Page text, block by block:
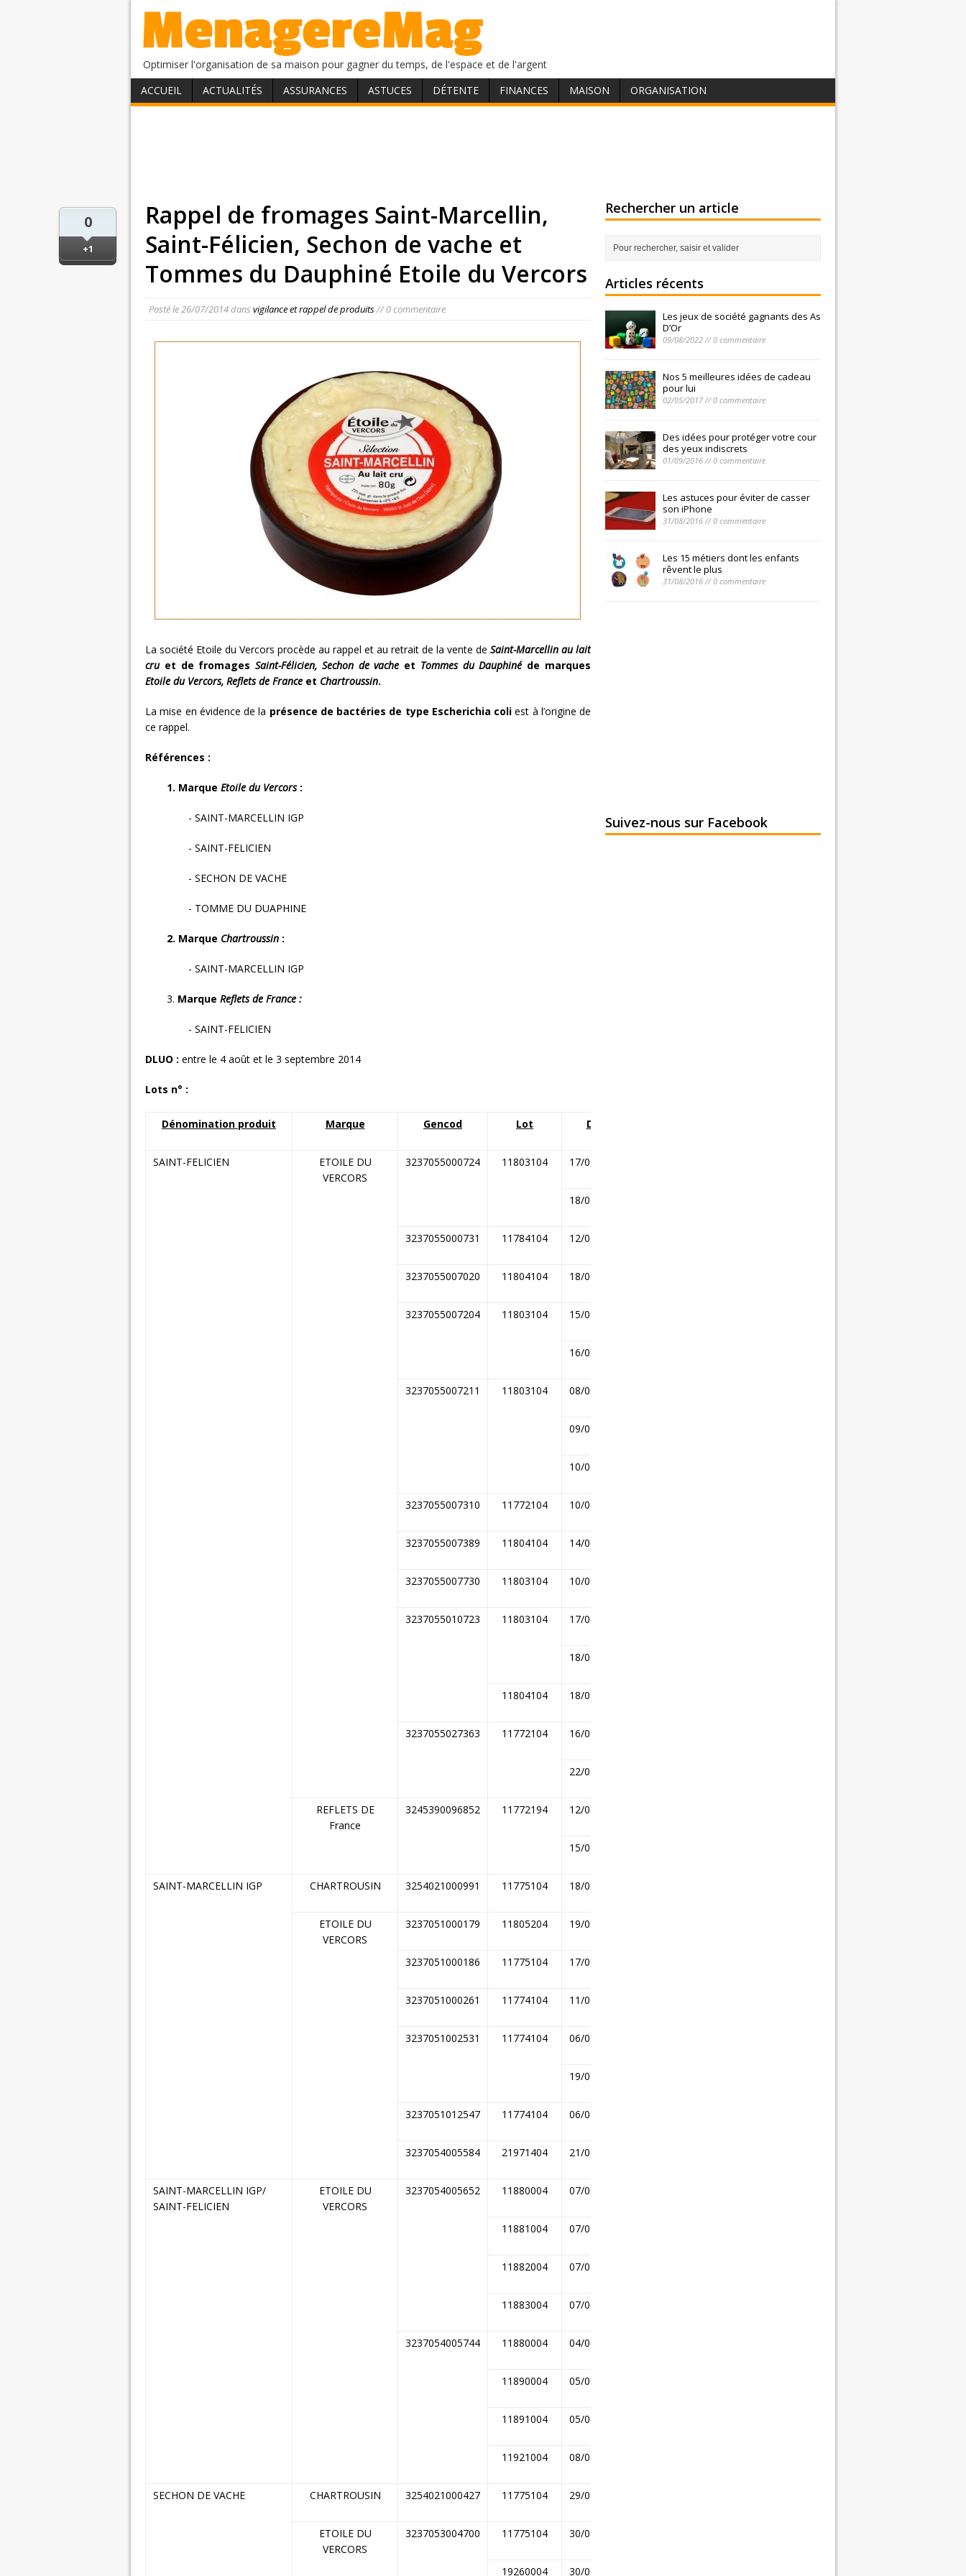
Optimiser l'organisation de sa maison pour gagner du temps, de l'espace et de l'argent
ACCUEIL
ACTUALITÉS ASSURANCES ASTUCES DÉTENTE FINANCES MAISON ORGANISATION
0
+1
Rappel de fromages Saint-Marcellin,
Saint-Félicien, Sechon de vache et
Tommes du Dauphiné Etoile du Vercors
Posté le26/07/2014dans vigilance et rappel de produits// 0 commentaire
La société Etoile du Vercors procède au rappel et au retrait de la vente de Saint-Marcellin au lait
cruet de fromagesSaint-Félicien, Sechon de vache et Tommes du Dauphinéde marques
Etoile du Vercors, Reflets de France et Chartroussin.
La mise en évidence de la présence de bactéries de type Escherichia coli est à l’origine de
ce rappel.
Références :
1. Marque Etoile du Vercors:
- SAINT-MARCELLIN IGP
- SAINT-FELICIEN
- SECHON DE VACHE
- TOMME DU DUAPHINE
2. Marque Chartroussin :
- SAINT-MARCELLIN IGP
3. Marque Reflets de France :
- SAINT-FELICIEN
DLUO : entre le 4 août et le 3 septembre 2014
Lots n° :
Dénomination produit Marque Gencod Lot DLC
SAINT-FELICIEN
ETOILE DU
VERCORS
3237055000724 11803104 17/08/2014
18/08/2014
3237055000731 11784104 12/08/2014
3237055007020 11804104 18/08/2014
3237055007204 11803104 15/08/2014
16/08/2014
3237055007211 11803104 08/08/2014
09/08/2014
10/08/2014
3237055007310 11772104 10/08/2014
3237055007389 11804104 14/08/2014
3237055007730 11803104 10/08/2014
3237055010723 11803104 17/08/2014
18/08/2014
11804104 18/08/2014
3237055027363 11772104 16/08/2014
22/08/2014
REFLETS DE
France
3245390096852 11772194 12/08/2014
15/08/2014
SAINT-MARCELLIN IGP CHARTROUSIN 3254021000991 11775104 18/08/2014
ETOILE DU
VERCORS
3237051000179 11805204 19/08/2014
3237051000186 11775104 17/08/2014
3237051000261 11774104 11/08/2014
3237051002531 11774104 06/08/2014
19/08/2014
3237051012547 11774104 06/08/2014
3237054005584 21971404 21/08/2014
SAINT-MARCELLIN IGP/
SAINT-FELICIEN
ETOILE DU
VERCORS
3237054005652 11880004 07/08/2014
11881004 07/08/2014
11882004 07/08/2014
11883004 07/08/2014
3237054005744 11880004 04/08/2014
11890004 05/08/2014
11891004 05/08/2014
11921004 08/08/2014
SECHON DE VACHE CHARTROUSIN 3254021000427 11775104 29/08/2014
ETOILE DU
VERCORS
3237053004700 11775104 30/08/2014
19260004 30/08/2014
Rechercher un article
Articles récents
Les jeux de société gagnants des As
D’Or
09/08/2022 // 0 commentaire
Nos 5 meilleures idées de cadeau
pour lui
02/05/2017 // 0 commentaire
Des idées pour protéger votre cour
des yeux indiscrets
01/09/2016 // 0 commentaire
Les astuces pour éviter de casser
son iPhone
31/08/2016 // 0 commentaire
Les 15 métiers dont les enfants
rêvent le plus
31/08/2016 // 0 commentaire
Suivez-nous sur Facebook